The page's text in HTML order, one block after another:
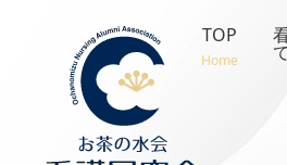
TOP
Home て